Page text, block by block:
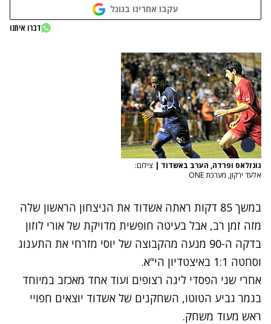
עקבו אחרינו בגוגל
דברו איתנו
גונזלאס ופרדה, הערב באשדוד | צילום:
אלעד ירקון, מערכת ONE
במשך 85 דקות ראתה אשדוד את הניצחון הראשון שלה
מזה זמן רב, אבל בעיטה חופשית מדויקת של אורי לוזון
בדקה ה-90 מנעה מהקבוצה של יוסי מזרחי את התענוג
וסחטה 1:1 באיצטדיון הי"א.
אחרי שני הפסדי ליגה רצופים ועוד אחד מאכזב במיוחד
בגמר גביע הטוטו, השחקנים של אשדוד יוצאים חפויי
ראש מעוד משחק.